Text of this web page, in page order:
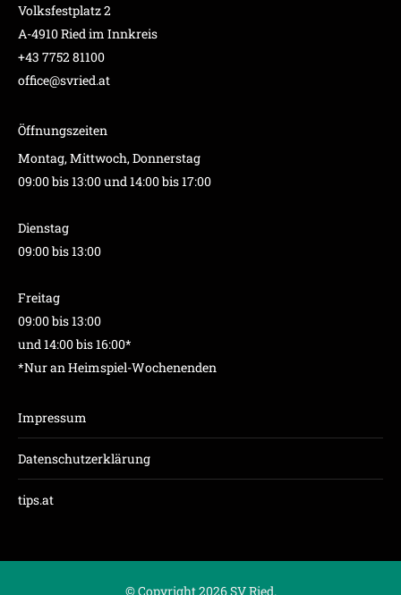
Volksfestplatz 2
A-4910 Ried im Innkreis
+43 7752 81100
office@svried.at
Öffnungszeiten
Montag, Mittwoch, Donnerstag
09:00 bis 13:00 und 14:00 bis 17:00
Dienstag
09:00 bis 13:00
Freitag
09:00 bis 13:00
und 14:00 bis 16:00*
*Nur an Heimspiel-Wochenenden
Impressum
Datenschutzerklärung
tips.at
© Copyright 2026 SV Ried.